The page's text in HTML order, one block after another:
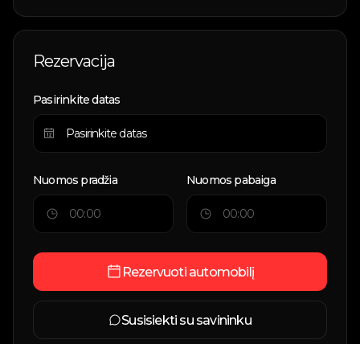
Rezervacija
Pasirinkite datas
Nuomos pradžia Nuomos pabaiga
Rezervuoti automobilį
Susisiekti su savininku